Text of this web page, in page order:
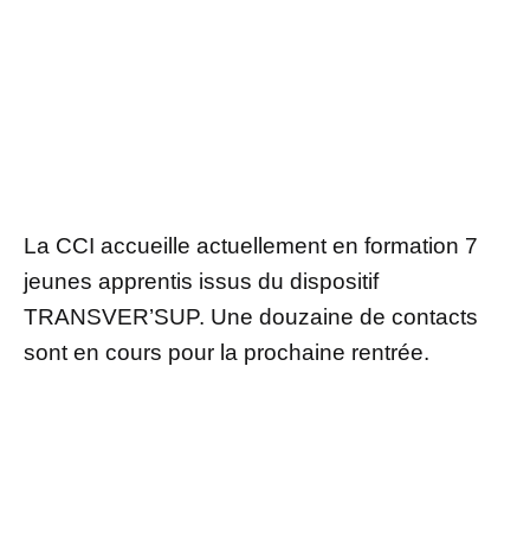
La CCI accueille actuellement en formation 7
jeunes apprentis issus du dispositif
TRANSVER’SUP. Une douzaine de contacts
sont en cours pour la prochaine rentrée.